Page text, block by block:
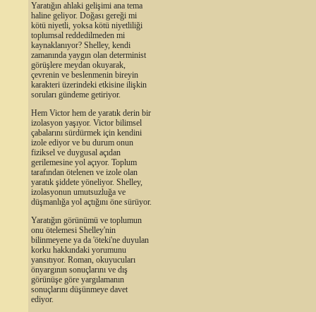
Yaratığın ahlaki gelişimi ana tema
haline geliyor. Doğası gereği mi
kötü niyetli, yoksa kötü niyetliliği
toplumsal reddedilmeden mi
kaynaklanıyor? Shelley, kendi
zamanında yaygın olan determinist
görüşlere meydan okuyarak,
çevrenin ve beslenmenin bireyin
karakteri üzerindeki etkisine ilişkin
soruları gündeme getiriyor.
Hem Victor hem de yaratık derin bir
izolasyon yaşıyor. Victor bilimsel
çabalarını sürdürmek için kendini
izole ediyor ve bu durum onun
fiziksel ve duygusal açıdan
gerilemesine yol açıyor. Toplum
tarafından ötelenen ve izole olan
yaratık şiddete yöneliyor. Shelley,
izolasyonun umutsuzluğa ve
düşmanlığa yol açtığını öne sürüyor.
Yaratığın görünümü ve toplumun
onu ötelemesi Shelley'nin
bilinmeyene ya da 'öteki'ne duyulan
korku hakkındaki yorumunu
yansıtıyor. Roman, okuyucuları
önyargının sonuçlarını ve dış
görünüşe göre yargılamanın
sonuçlarını düşünmeye davet
ediyor.